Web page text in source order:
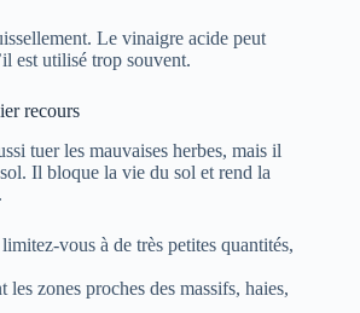
Le vinaigre acide peut
est utilisé trop souvent.
recours
tuer les mauvaises herbes, mais il
Il bloque la vie du sol et rend la
vous à de très petites quantités,
les zones proches des massifs, haies,